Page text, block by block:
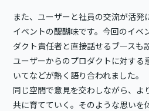
また、ユーザーと社員の交流が活発
イベントの醍醐味です。今回のイベ
ダクト責任者と直接話せるブースも
ユーザーからのプロダクトに対する
いてなどが熱く語り合われました。
同じ空間で意見を交わしながら、よ
共に育てていく。そのような思いを